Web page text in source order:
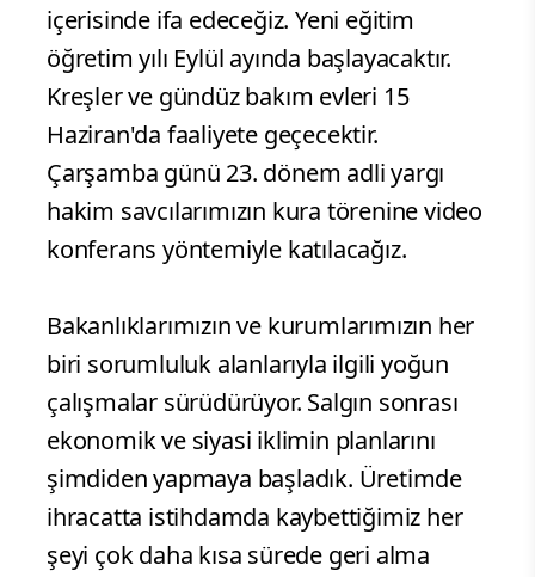
içerisinde ifa edeceğiz. Yeni eğitim
öğretim yılı Eylül ayında başlayacaktır.
Kreşler ve gündüz bakım evleri 15
Haziran'da faaliyete geçecektir.
Çarşamba günü 23. dönem adli yargı
hakim savcılarımızın kura törenine video
konferans yöntemiyle katılacağız.
Bakanlıklarımızın ve kurumlarımızın her
biri sorumluluk alanlarıyla ilgili yoğun
çalışmalar sürüdürüyor. Salgın sonrası
ekonomik ve siyasi iklimin planlarını
şimdiden yapmaya başladık. Üretimde
ihracatta istihdamda kaybettiğimiz her
şeyi çok daha kısa sürede geri alma